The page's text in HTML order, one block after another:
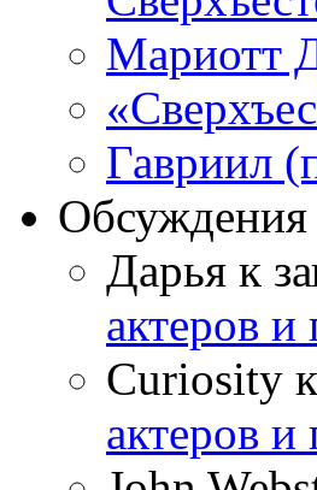
Мариотт
Гавриил
Обсуждения
Дарья к
актеров
Curiosity
актеров